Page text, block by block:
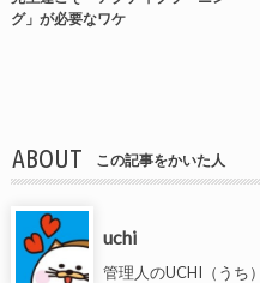
グ」が必要なワケ
ABOUT この記事をかいた人
uchi
管理人のUCHI（うち